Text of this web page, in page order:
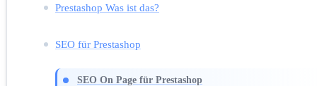
Prestashop Was ist das?
SEO für Prestashop
SEO On Page für Prestashop